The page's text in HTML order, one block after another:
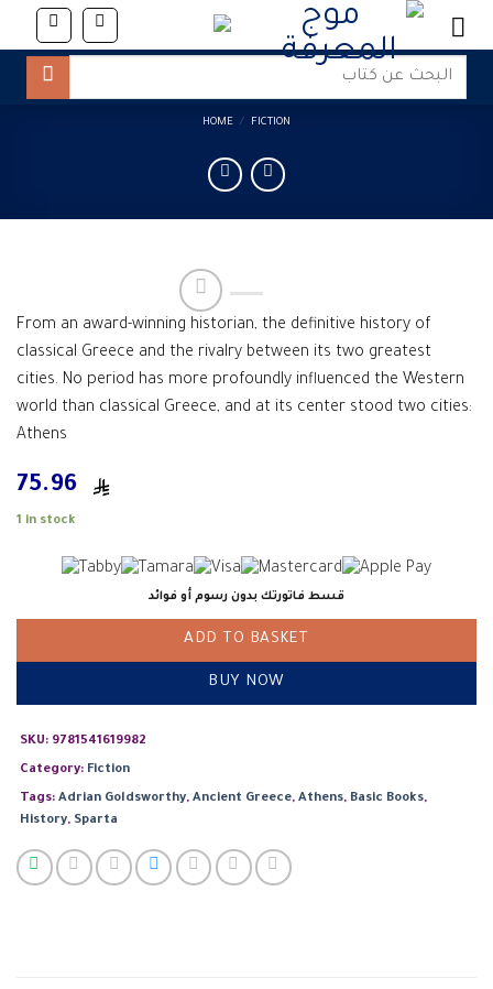
content
Search
HOME / FICTION
From an award-winning historian, the definitive history of
classical Greece and the rivalry between its two greatest
cities. No period has more profoundly influenced the Western
world than classical Greece, and at its center stood two cities:
Athens
1 in stock
قسط فاتورتك بدون رسوم أو فوائد
ADD TO BASKET
BUY NOW
SKU: 9781541619982
Category: Fiction
Tags: Adrian Goldsworthy, Ancient Greece, Athens, Basic Books,
History, Sparta